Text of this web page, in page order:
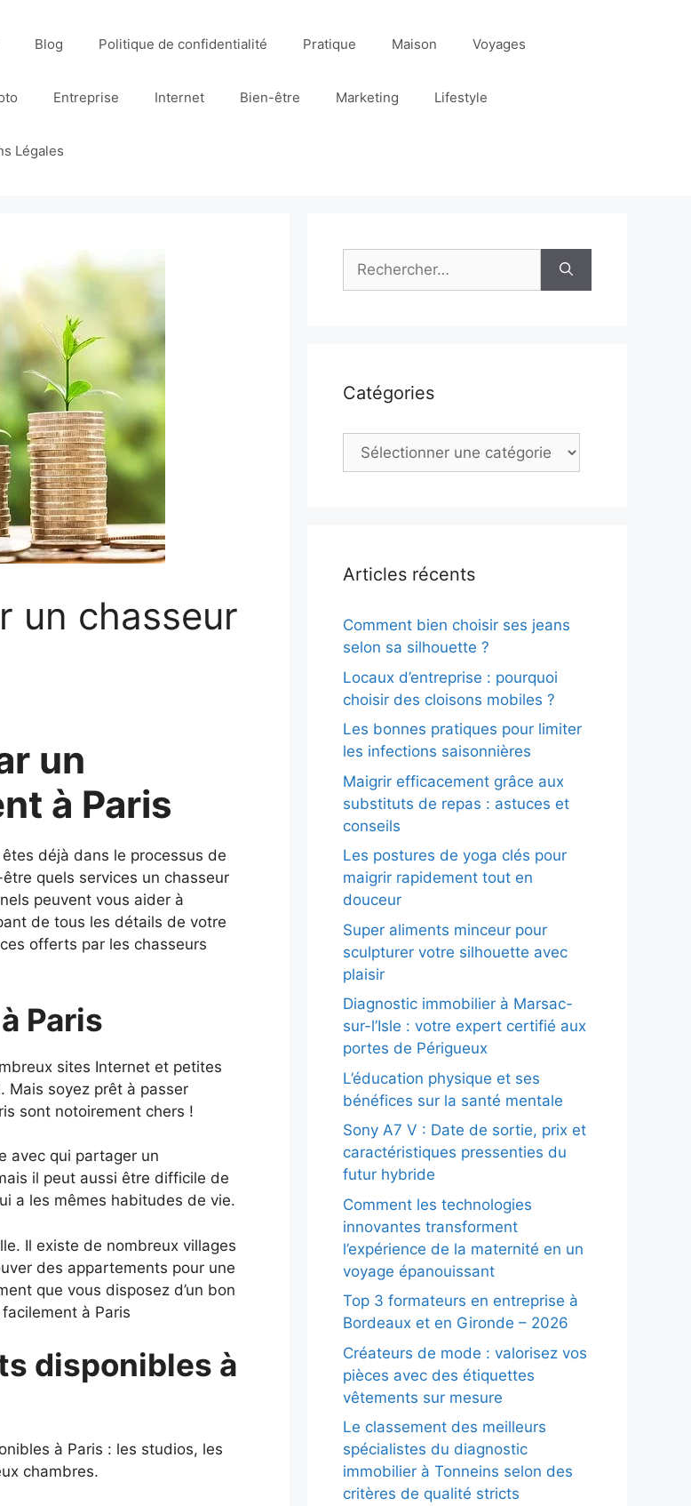
Blog Politique de confidentialité Pratique Maison Voyages
Entreprise Internet Bien-être Marketing Lifestyle
Légales
un chasseur
un
à Paris
déjà dans le processus de
quels services un chasseur
peuvent vous aider à
de tous les détails de votre
offerts par les chasseurs
Paris
sites Internet et petites
Mais soyez prêt à passer
sont notoirement chers !
avec qui partager un
il peut aussi être difficile de
a les mêmes habitudes de vie.
Il existe de nombreux villages
des appartements pour une
que vous disposez d’un bon
à Paris
disponibles à
à Paris : les studios, les
chambres.
Rechercher :
Catégories
Catégories
Articles récents
Comment bien choisir ses jeans
selon sa silhouette ?
Locaux d’entreprise : pourquoi
choisir des cloisons mobiles ?
Les bonnes pratiques pour limiter
les infections saisonnières
Maigrir efficacement grâce aux
substituts de repas : astuces et
conseils
Les postures de yoga clés pour
maigrir rapidement tout en
douceur
Super aliments minceur pour
sculpturer votre silhouette avec
plaisir
Diagnostic immobilier à Marsac-
sur-l’Isle : votre expert certifié aux
portes de Périgueux
L’éducation physique et ses
bénéfices sur la santé mentale
Sony A7 V : Date de sortie, prix et
caractéristiques pressenties du
futur hybride
Comment les technologies
innovantes transforment
l’expérience de la maternité en un
voyage épanouissant
Top 3 formateurs en entreprise à
Bordeaux et en Gironde – 2026
Créateurs de mode : valorisez vos
pièces avec des étiquettes
vêtements sur mesure
Le classement des meilleurs
spécialistes du diagnostic
immobilier à Tonneins selon des
critères de qualité stricts